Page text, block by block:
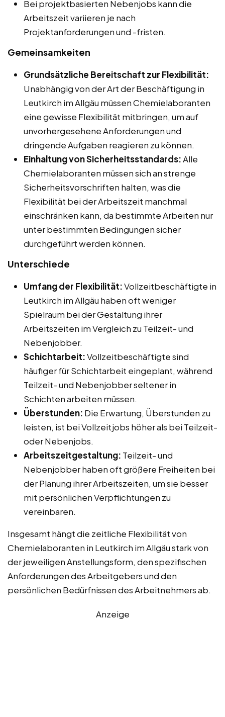
Bei projektbasierten Nebenjobs kann die
Arbeitszeit variieren je nach
Projektanforderungen und -fristen.
Gemeinsamkeiten
Grundsätzliche Bereitschaft zur Flexibilität:
Unabhängig von der Art der Beschäftigung in
Leutkirch im Allgäu müssen Chemielaboranten
eine gewisse Flexibilität mitbringen, um auf
unvorhergesehene Anforderungen und
dringende Aufgaben reagieren zu können.
Einhaltung von Sicherheitsstandards:Alle
Chemielaboranten müssen sich an strenge
Sicherheitsvorschriften halten, was die
Flexibilität bei der Arbeitszeit manchmal
einschränken kann, da bestimmte Arbeiten nur
unter bestimmten Bedingungen sicher
durchgeführt werden können.
Unterschiede
Umfang der Flexibilität:Vollzeitbeschäftigte in
Leutkirch im Allgäu haben oft weniger
Spielraum bei der Gestaltung ihrer
Arbeitszeiten im Vergleich zu Teilzeit- und
Nebenjobber.
Schichtarbeit:Vollzeitbeschäftigte sind
häufiger für Schichtarbeit eingeplant, während
Teilzeit- und Nebenjobber seltener in
Schichten arbeiten müssen.
Überstunden: Die Erwartung, Überstunden zu
leisten, ist bei Vollzeitjobs höher als bei Teilzeit-
oder Nebenjobs.
Arbeitszeitgestaltung: Teilzeit- und
Nebenjobber haben oft größere Freiheiten bei
der Planung ihrer Arbeitszeiten, um sie besser
mit persönlichen Verpflichtungen zu
vereinbaren.
Insgesamt hängt die zeitliche Flexibilität von
Chemielaboranten in Leutkirch im Allgäu stark von
der jeweiligen Anstellungsform, den spezifischen
Anforderungen des Arbeitgebers und den
persönlichen Bedürfnissen des Arbeitnehmers ab.
Anzeige